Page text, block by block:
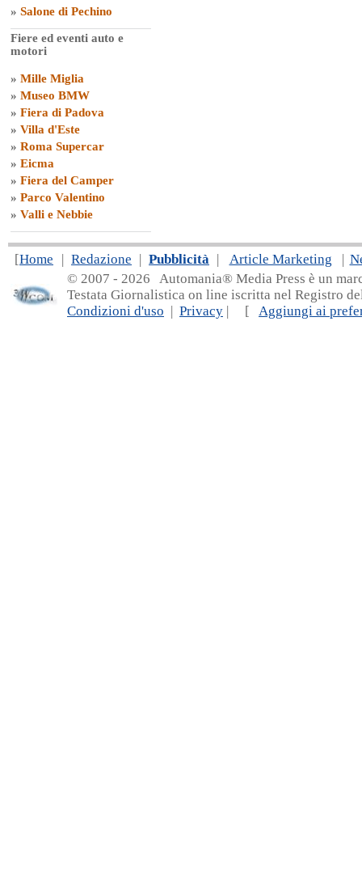
» Salone di Pechino
Fiere ed eventi auto e
motori
» Mille Miglia
» Museo BMW
» Fiera di Padova
» Villa d'Este
» Roma Supercar
» Eicma
» Fiera del Camper
» Parco Valentino
» Valli e Nebbie
[Home | Redazione | Pubblicità | Article Marketing |
© 2007 - 2026 Automania® Media Press è un
Testata Giornalistica on line iscritta nel Registro
Condizioni d'uso | Privacy | [ Aggiungi ai